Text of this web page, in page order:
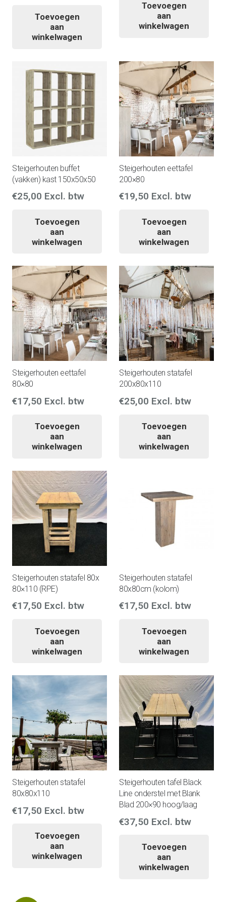
Toevoegen
aan
winkelwagen
Toevoegen
aan
winkelwagen
Steigerhouten buffet
(vakken) kast 150x50x50
€25,00 Excl. btw
Toevoegen
aan
winkelwagen
Steigerhouten eettafel
200×80
€19,50 Excl. btw
Toevoegen
aan
winkelwagen
Steigerhouten eettafel
80×80
€17,50 Excl. btw
Toevoegen
aan
winkelwagen
Steigerhouten statafel
200x80x110
€25,00 Excl. btw
Toevoegen
aan
winkelwagen
Steigerhouten statafel 80x
80×110 (RPE)
€17,50 Excl. btw
Toevoegen
aan
winkelwagen
Steigerhouten statafel
80x80cm (kolom)
€17,50 Excl. btw
Toevoegen
aan
winkelwagen
Steigerhouten statafel
80x80x110
€17,50 Excl. btw
Toevoegen
aan
winkelwagen
Steigerhouten tafel Black
Line onderstel met Blank
Blad 200×90 hoog/laag
€37,50 Excl. btw
Toevoegen
aan
winkelwagen